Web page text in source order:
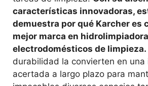
características innovadoras,
demuestra por qué Karcher es
mejor marca en
electrodomésticos de limpieza.
durabilidad la convierten en una
acertada a largo plazo para